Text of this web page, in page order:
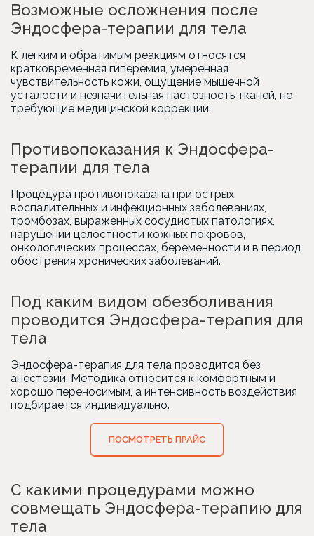
Возможные осложнения после
Эндосфера-терапии для тела
К легким и обратимым реакциям относятся
кратковременная гиперемия, умеренная
чувствительность кожи, ощущение мышечной
усталости и незначительная пастозность тканей, не
требующие медицинской коррекции.
Противопоказания к Эндосфера-
терапии для тела
Процедура противопоказана при острых
воспалительных и инфекционных заболеваниях,
тромбозах, выраженных сосудистых патологиях,
нарушении целостности кожных покровов,
онкологических процессах, беременности и в период
обострения хронических заболеваний.
Под каким видом обезболивания
проводится Эндосфера-терапия для
тела
Эндосфера-терапия для тела проводится без
анестезии. Методика относится к комфортным и
хорошо переносимым, а интенсивность воздействия
подбирается индивидуально.
ПОСМОТРЕТЬ ПРАЙС
С какими процедурами можно
совмещать Эндосфера-терапию для
тела